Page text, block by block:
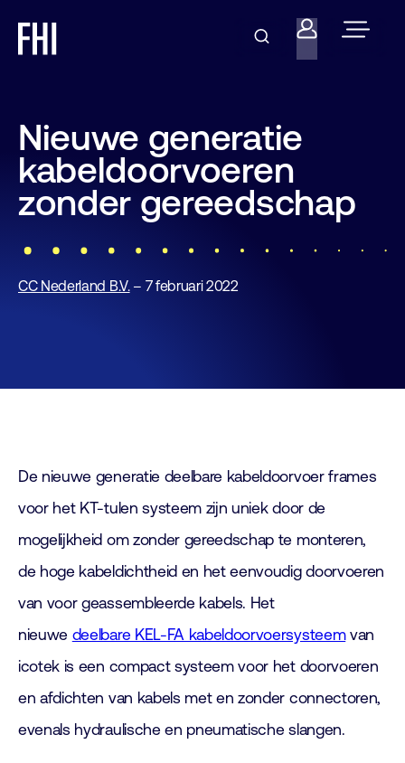
Nieuwe generatie
kabeldoorvoeren
zonder gereedschap
CC Nederland B.V.– 7 februari 2022
De nieuwe generatie deelbare kabeldoorvoer frames
voor het KT-tulen systeem zijn uniek door de
mogelijkheid om zonder gereedschap te monteren,
de hoge kabeldichtheid en het eenvoudig doorvoeren
van voor geassembleerde kabels. Het
nieuwe deelbare KEL-FA kabeldoorvoersysteemvan
icotek is een compact systeem voor het doorvoeren
en afdichten van kabels met en zonder connectoren,
evenals hydraulische en pneumatische slangen.